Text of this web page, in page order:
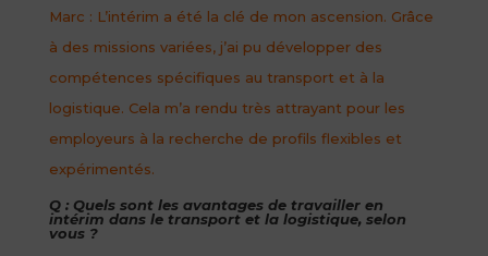
Marc : L’intérim a été la clé de mon ascension. Grâce
à des missions variées, j’ai pu développer des
compétences spécifiques au transport et à la
logistique. Cela m’a rendu très attrayant pour les
employeurs à la recherche de profils flexibles et
expérimentés.
Q : Quels sont les avantages de travailler en
intérim dans le transport et la logistique, selon
vous ?